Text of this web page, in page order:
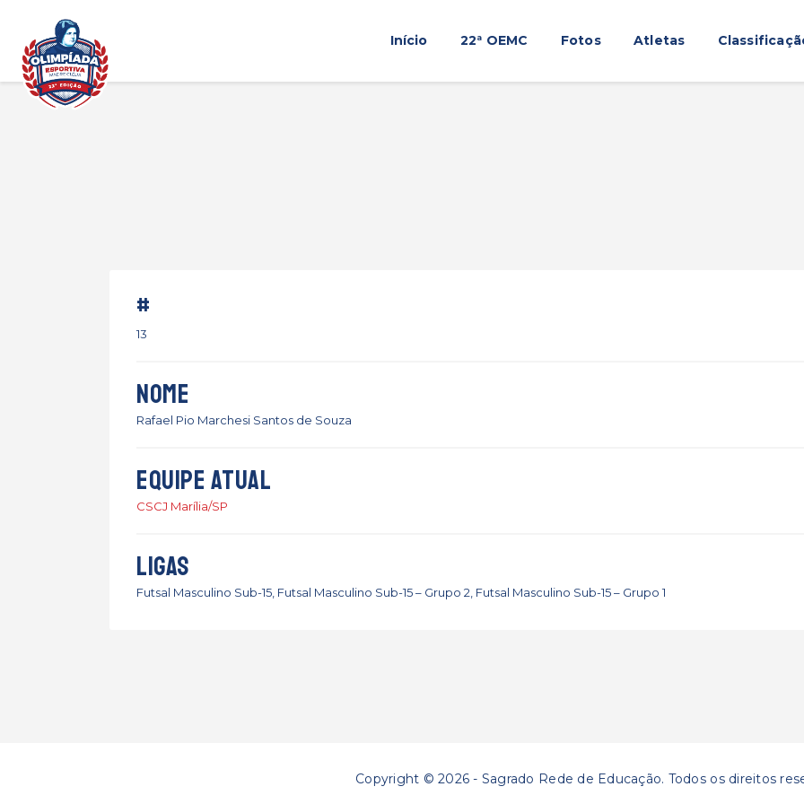
Início 22ª OEMC Fotos Atletas
22ª OEMC
Fotos
#
13
Nome
Rafael Pio Marchesi Santos de Souza
Equipe atual
CSCJ Marília/SP
Ligas
Futsal Masculino Sub-15, Futsal Masculino Sub-15 – Grupo 2, Futsal Masculino Sub-15 – Grupo 1
Copyright © 2026 - Sagrado Rede de Educação. Todos os direitos